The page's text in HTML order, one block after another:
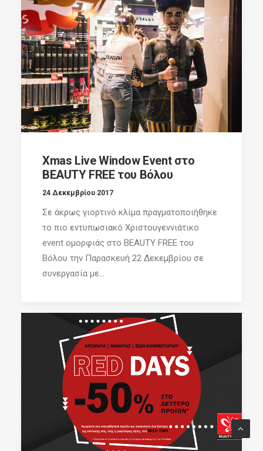
Xmas Live Window Event στο
BEAUTY FREE του Βόλου
24 Δεκεμβρίου 2017
Σε άκρως γιορτινό κλίμα πραγματοποιήθηκε
το πιο εντυπωσιακό Χριστουγεννιάτικο
event ομορφιάς στο BEAUTY FREE του
Βόλου την Παρασκευή 22 Δεκεμβρίου σε
συνεργασία με...